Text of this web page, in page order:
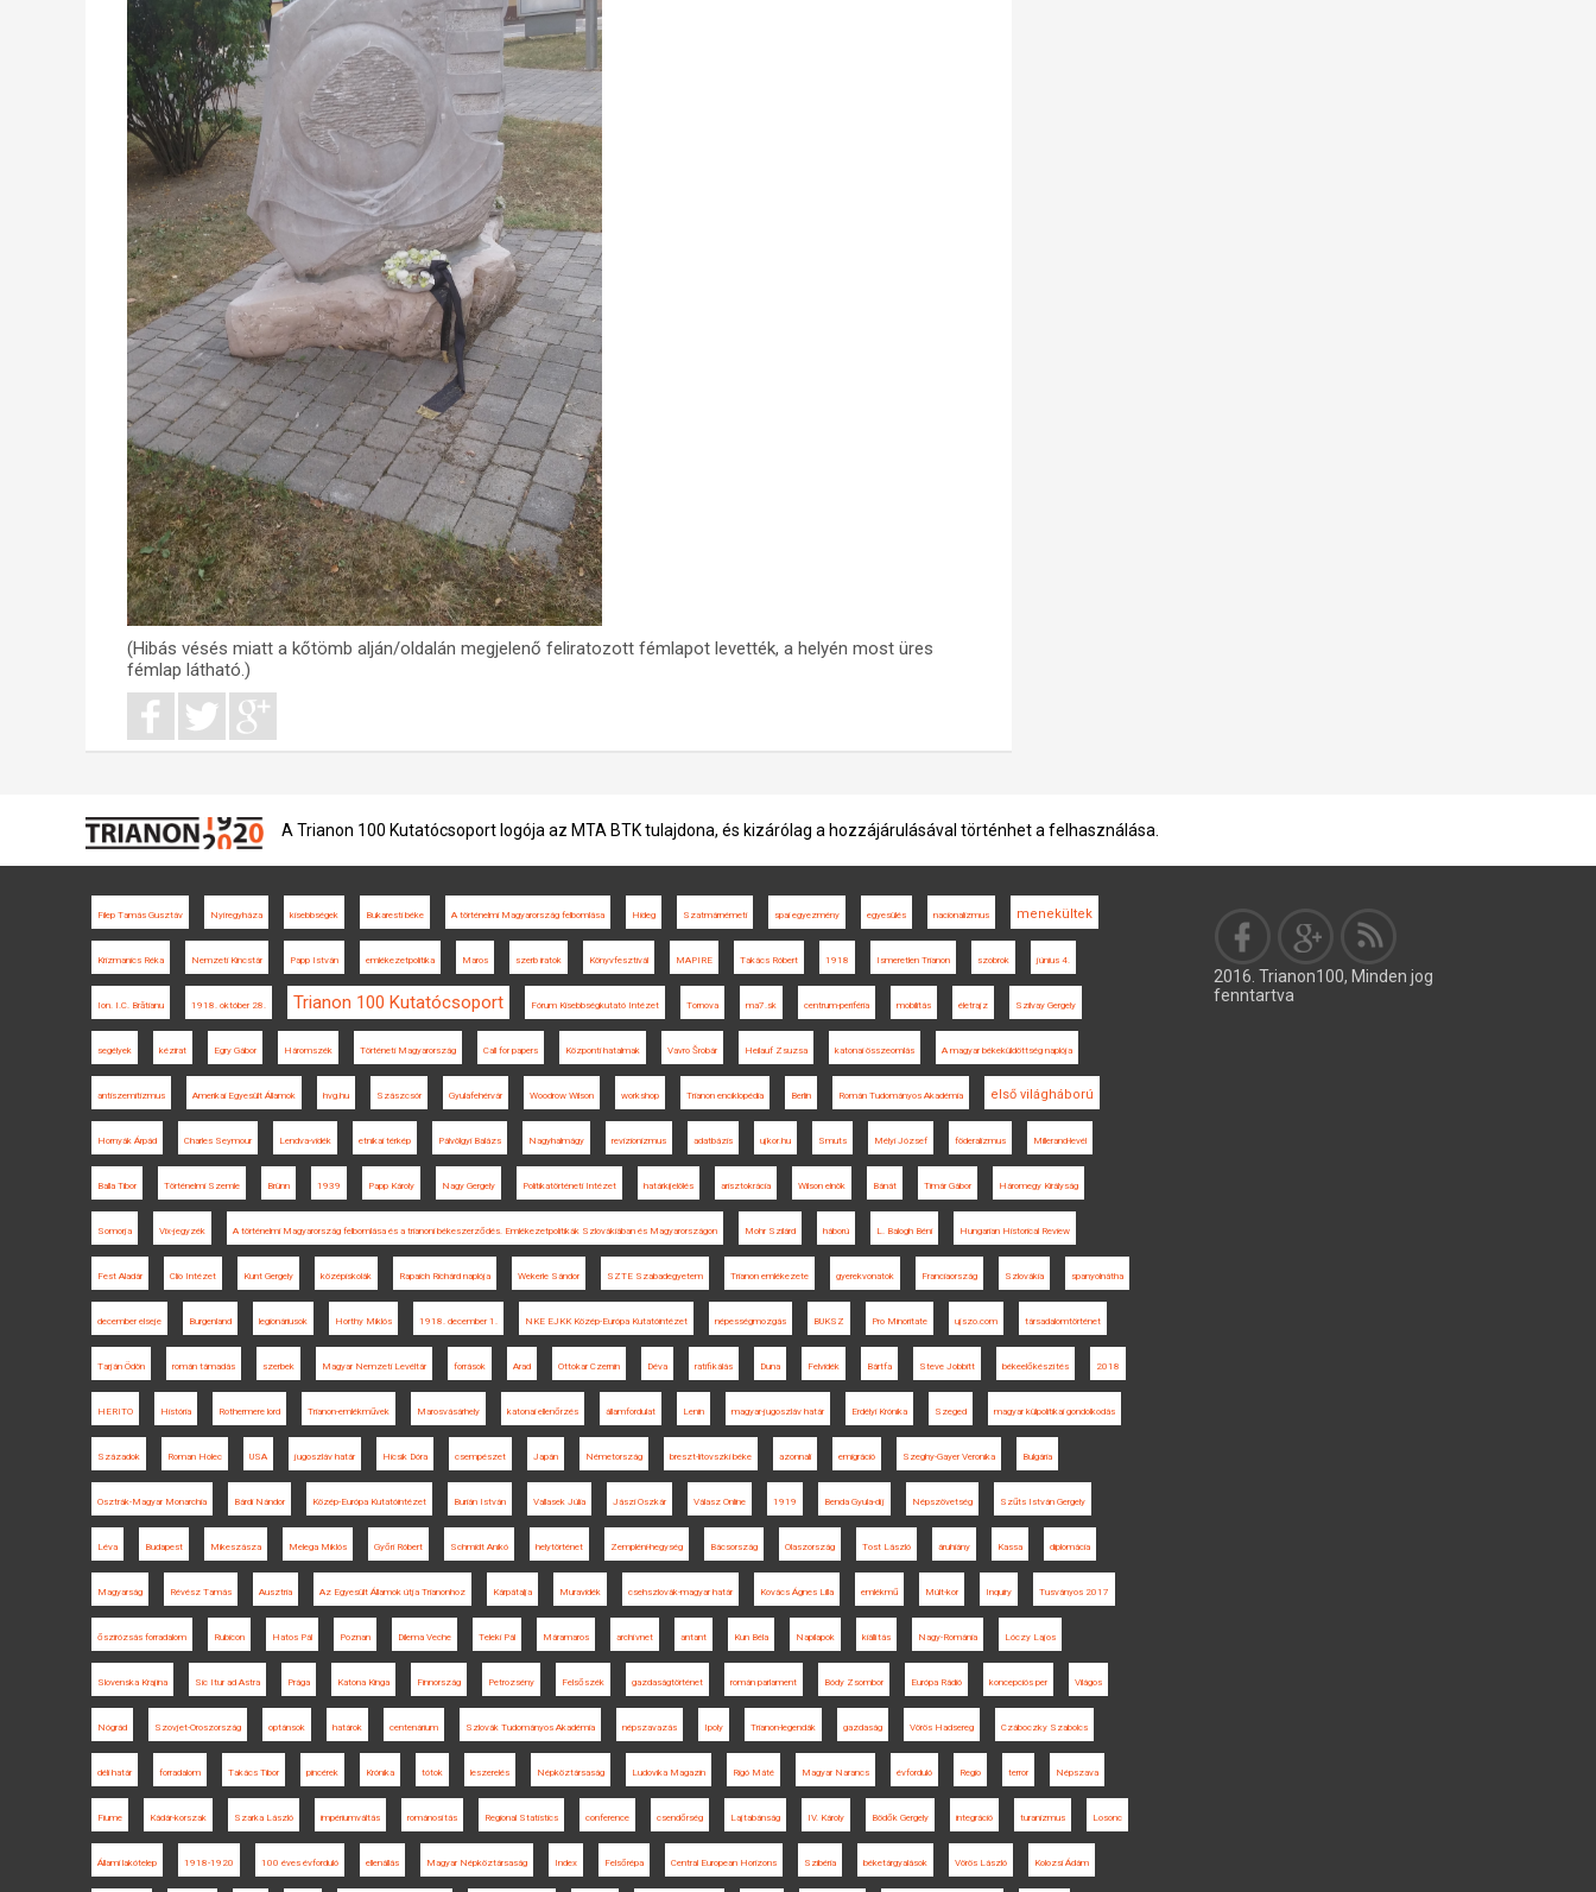
(Hibás vésés miatt a kőtömb alján/oldalán megjelenő feliratozott fémlapot levették, a helyén most üres
fémlap látható.)
A Trianon 100 Kutatócsoport logója az MTA BTK tulajdona, és kizárólag a hozzájárulásával történhet a felhasználása.
Filep Tamás Gusztáv Nyíregyháza kisebbségek Bukaresti béke A történelmi Magyarország felbomlása Hideg Szatmárnémeti spai egyezmény egyesülés nacionalizmus menekültek
Krizmanics Réka Nemzeti Kincstár Papp István emlékezetpolitika Maros szerb iratok Könyvfesztivál MAPIRE Takács Róbert 1918 Ismeretlen Trianon szobrok június 4.
Ion. I.C. Brătianu 1918. október 28. Trianon 100 Kutatócsoport Fórum Kisebbségkutató Intézet Tornova ma7.sk centrum-periféria mobilitás életrajz Szilvay Gergely
segélyek kézirat Egry Gábor Háromszék Történeti Magyarország Call for papers Központi hatalmak Vavro Šrobár Heilauf Zsuzsa katonai összeomlás A magyar békeküldöttség naplója
antiszemitizmus Amerikai Egyesült Államok hvg.hu Szászcsór Gyulafehérvár Woodrow Wilson workshop Trianon enciklopédia Berlin Román Tudományos Akadémia első világháború
Hornyák Árpád Charles Seymour Lendva-vidék etnikai térkép Pálvölgyi Balázs Nagyhalmágy revizionizmus adatbázis ujkor.hu Smuts Mélyi József föderalizmus Millerand-levél
Balla Tibor Történelmi Szemle Brünn 1939 Papp Károly Nagy Gergely Politikatörténeti Intézet határkijelölés arisztokrácia Wilson elnök Bánát Timár Gábor Háromegy Királyság
Somorja Vix-jegyzék A történelmi Magyarország felbomlása és a trianoni békeszerződés. Emlékezetpolitikák Szlovákiában és Magyarországon Mohr Szilárd háború L. Balogh Béni Hungarian Historical Review
Fest Aladár Clio Intézet Kunt Gergely középiskolák Rapaich Richárd naplója Wekerle Sándor SZTE Szabadegyetem Trianon emlékezete gyerekvonatok Franciaország Szlovákia spanyolnátha
december elseje Burgenland legionáriusok Horthy Miklós 1918. december 1. NKE EJKK Közép-Európa Kutatóintézet népességmozgás BUKSZ Pro Minoritate ujszo.com társadalomtörténet
Tarján Ödön román támadás szerbek Magyar Nemzeti Levéltár források Arad Ottokar Czernin Déva ratifikálás Duna Felvidék Bártfa Steve Jobbitt békeelőkészítés 2018
HERITO História Rothermere lord Trianon-emlékművek Marosvásárhely katonai ellenőrzés államfordulat Lenin magyar-jugoszláv határ Erdélyi Krónika Szeged magyar külpolitikai gondolkodás
Századok Roman Holec USA jugoszláv határ Hicsik Dóra csempészet Japán Németország breszt-litovszki béke azonnali emigráció Szeghy-Gayer Veronika Bulgária
Osztrák-Magyar Monarchia Bárdi Nándor Közép-Európa Kutatóintézet Burián István Vallasek Júlia Jászi Oszkár Válasz Online 1919 Benda Gyula-díj Népszövetség Szűts István Gergely
Léva Budapest Mikeszásza Melega Miklós Győri Róbert Schmidt Anikó helytörténet Zempléni-hegység Bácsország Olaszország Tost László áruhiány Kassa diplomácia
Magyarság Révész Tamás Ausztria Az Egyesült Államok útja Trianonhoz Kárpátalja Muravidék csehszlovák-magyar határ Kovács Ágnes Lilla emlékmű Múlt-kor Inquiry Tusványos 2017
őszirózsás forradalom Rubicon Hatos Pál Poznan Dilema Veche Teleki Pál Máramaros archívnet antant Kun Béla Napilapok kiállítás Nagy-Románia Lóczy Lajos
Slovenska Krajina Sic Itur ad Astra Prága Katona Kinga Finnország Petrozsény Felsőszék gazdaságtörténet román parlament Bódy Zsombor Európa Rádió koncepciós per Világos
Nógrád Szovjet-Oroszország optánsok határok centenárium Szlovák Tudományos Akadémia népszavazás Ipoly Trianon-legendák gazdaság Vörös Hadsereg Czáboczky Szabolcs
déli határ forradalom Takács Tibor pincérek Krónika tótok leszerelés Népköztársaság Ludovika Magazin Rigó Máté Magyar Narancs évforduló Regio terror Népszava
Fiume Kádár-korszak Szarka László impériumváltás románosítás Regional Statistics conference csendőrség Lajtabánság IV. Károly Bödők Gergely integráció turanizmus Losonc
Állami lakótelep 1918-1920 100 éves évforduló ellenállás Magyar Népköztársaság Index Felsőrépa Central European Horizons Szibéria béketárgyalások Vörös László Kolozsi Ádám
2016. Trianon100, Minden jog
fenntartva